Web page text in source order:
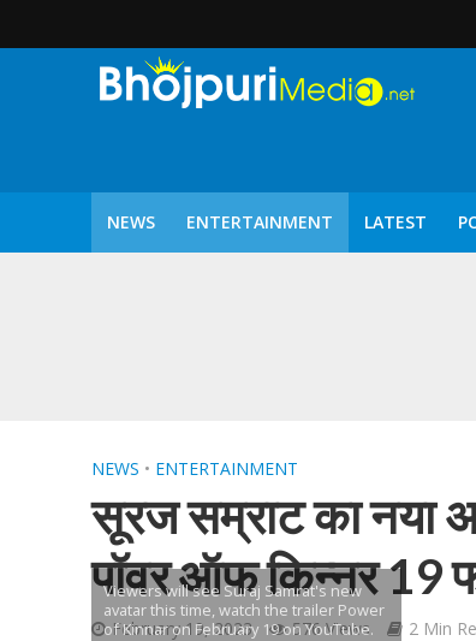
NEWS ENTERTAINMENT LATEST
NEWS • ENTERTAINMENT
सूरज सम्राट का नया
पॉवर ऑफ किन्नर 19
February 19, 2023 576 Views 2 Min
Viewers will see Suraj Samrat's new
avatar this time, watch the trailer Power
of Kinnar on February 19 on YouTube.